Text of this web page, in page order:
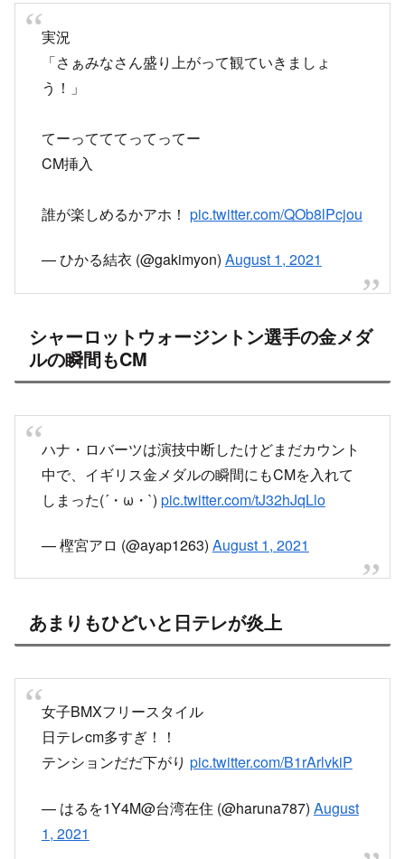
実況
「さぁみなさん盛り上がって観ていきましょ
う！」
てーってててってってー
CM挿入
誰が楽しめるかアホ！ pic.twitter.com/QOb8lPcjou
— ひかる結衣 (@gakimyon) August 1, 2021
シャーロットウォージントン選手の金メダ
ルの瞬間もCM
ハナ・ロバーツは演技中断したけどまだカウント
中で、イギリス金メダルの瞬間にもCMを入れて
しまった(´・ω・`) pic.twitter.com/tJ32hJqLlo
— 樫宮アロ (@ayap1263) August 1, 2021
あまりもひどいと日テレが炎上
女子BMXフリースタイル
日テレcm多すぎ！！
テンションだだ下がり pic.twitter.com/B1rArlvkiP
— はるを1Y4M@台湾在住 (@haruna787) August
1, 2021